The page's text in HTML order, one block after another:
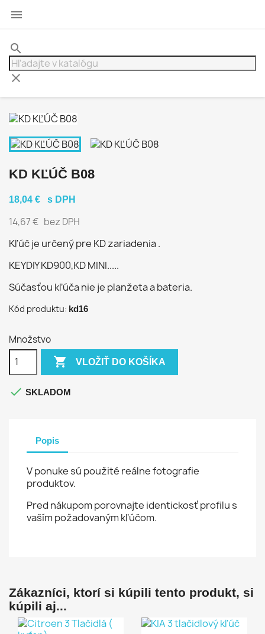

search
clear
KD KĽÚČ B08
18,04 € s DPH
14,67 € bez DPH
Kľúč je určený pre KD zariadenia .
KEYDIY KD900,KD MINI.....
Súčasťou kľúča nie je planžeta a bateria.
Kód produktu: kd16
Množstvo
 VLOŽIŤ DO KOŠÍKA
 SKLADOM
Popis
V ponuke sú použité reálne fotografie
produktov.
Pred nákupom porovnajte identickosť profilu s
vaším požadovaným kľúčom.
Zákazníci, ktorí si kúpili tento produkt, si
kúpili aj...